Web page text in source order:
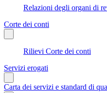
Relazioni degli organi di
Corte dei conti
Rilievi Corte dei conti
Servizi erogati
Carta dei servizi e standard di